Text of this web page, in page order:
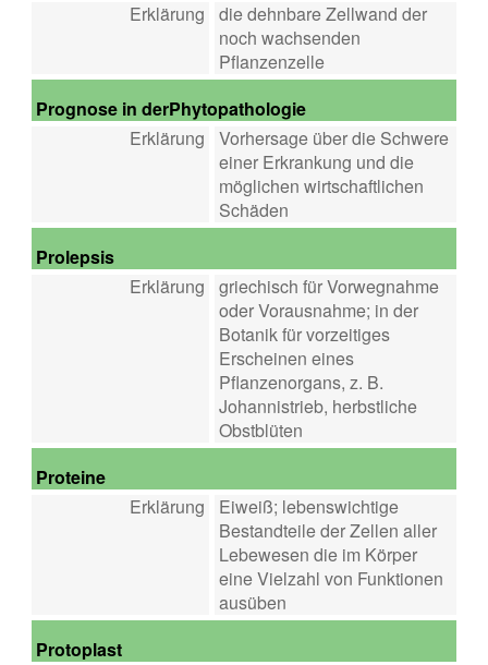
Erklärung
die dehnbare Zellwand der
noch wachsenden
Pflanzenzelle
Prognose in derPhytopathologie
Erklärung
Vorhersage über die Schwere
einer Erkrankung und die
möglichen wirtschaftlichen
Schäden
Prolepsis
Erklärung
griechisch für Vorwegnahme
oder Vorausnahme; in der
Botanik für vorzeitiges
Erscheinen eines
Pflanzenorgans, z. B.
Johannistrieb, herbstliche
Obstblüten
Proteine
Erklärung
Eiweiß; lebenswichtige
Bestandteile der Zellen aller
Lebewesen die im Körper
eine Vielzahl von Funktionen
ausüben
Protoplast